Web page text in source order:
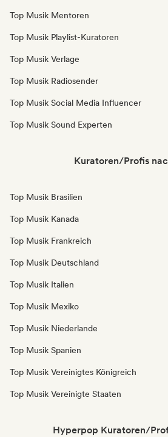
Top Musik Mentoren
Top Musik Playlist-Kuratoren
Top Musik Verlage
Top Musik Radiosender
Top Musik Social Media Influencer
Top Musik Sound Experten
Kuratoren/Profis
Top Musik Brasilien
Top Musik Kanada
Top Musik Frankreich
Top Musik Deutschland
Top Musik Italien
Top Musik Mexiko
Top Musik Niederlande
Top Musik Spanien
Top Musik Vereinigtes Königreich
Top Musik Vereinigte Staaten
Hyperpop Kuratoren/